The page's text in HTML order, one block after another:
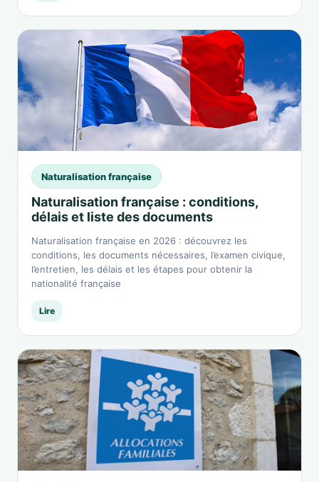
Naturalisation française
Naturalisation française : conditions,
délais et liste des documents
Naturalisation française en 2026 : découvrez les
conditions, les documents nécessaires, l’examen civique,
l’entretien, les délais et les étapes pour obtenir la
nationalité française
Lire